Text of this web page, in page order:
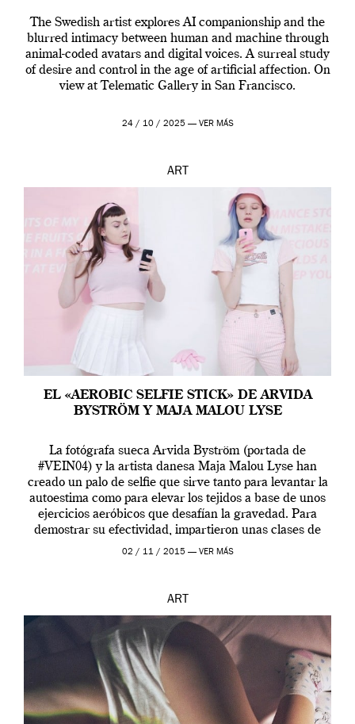
The Swedish artist explores AI companionship and the
blurred intimacy between human and machine through
animal-coded avatars and digital voices. A surreal study
of desire and control in the age of artificial affection. On
view at Telematic Gallery in San Francisco.
24 / 10 / 2025 — VER MÁS
ART
EL «AEROBIC SELFIE STICK» DE ARVIDA
BYSTRÖM Y MAJA MALOU LYSE
La fotógrafa sueca Arvida Byström (portada de
#VEIN04) y la artista danesa Maja Malou Lyse han
creado un palo de selfie que sirve tanto para levantar la
autoestima como para elevar los tejidos a base de unos
ejercicios aeróbicos que desafían la gravedad. Para
demostrar su efectividad, impartieron unas clases de
prueba en el Tate […]
02 / 11 / 2015 — VER MÁS
ART